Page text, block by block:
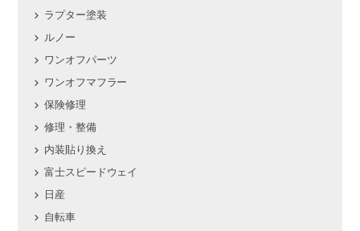
ラプター塗装
ルノー
ワンオフパーツ
ワンオフマフラー
保険修理
修理・整備
内装貼り換え
富士スピードウェイ
日産
自転車